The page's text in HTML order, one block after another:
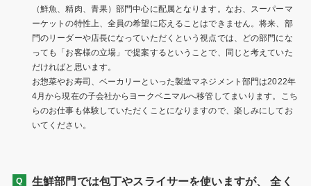
（鮮魚、精肉、青果）部門中心に配属となります。なお、スーパーマ
ーケットの特性上、全員の希望に応えることはできません。将来、部
門のリーダーや店長になっていただくという視点では、どの部門にな
っても「お客様の立場」で提案するということで、同じと考えていた
だければと思います。
お惣菜やお寿司、ベーカリーといった製造マネジメント部門は2022年
4月から現在の子会社からヨークベニマルへ移管してまいります。こち
らのお仕事も体験していただくことになりますので、楽しみにしてお
いてください。
生鮮部門では包丁やスライサーを使いますが、
全く